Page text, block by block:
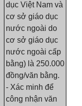
dục Việt Nam và
cơ sở giáo dục
nước ngoài do
cơ sở giáo dục
nước ngoài cấp
bằng) là 250.000
đồng/văn bằng.
- Xác minh để
công nhận văn